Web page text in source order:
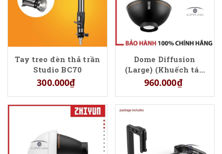
Tay treo đèn thả trần
Studio BC70
300.000₫
Dome Diffusion
(Large) (Khuếch tán
vòm) dành cho Molus
960.000₫